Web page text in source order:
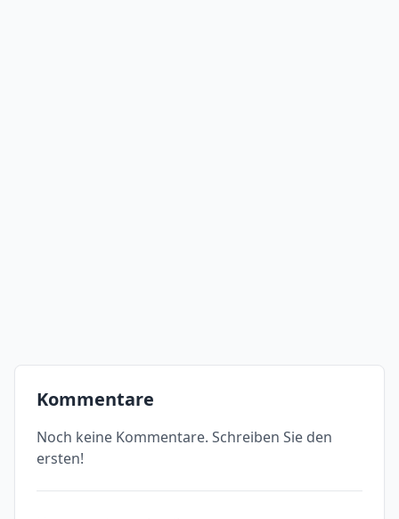
Kommentare
Noch keine Kommentare. Schreiben Sie den
ersten!